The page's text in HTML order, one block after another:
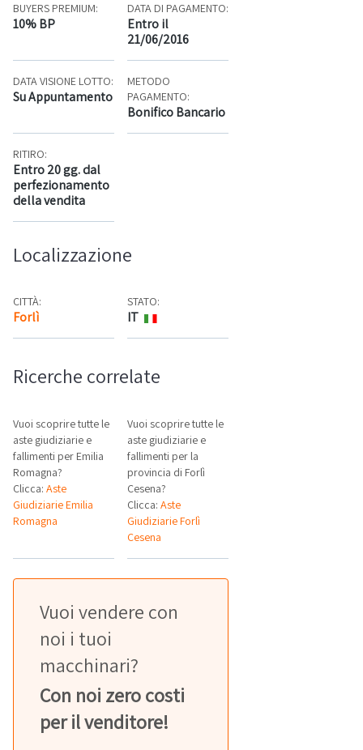
BUYERS PREMIUM:
10% BP
DATA DI PAGAMENTO:
Entro il
21/06/2016
DATA VISIONE LOTTO:
Su Appuntamento
METODO
PAGAMENTO:
Bonifico Bancario
RITIRO:
Entro 20 gg. dal
perfezionamento
della vendita
Localizzazione
CITTÀ:
Forlì Mappa
STATO:
IT
Ricerche correlate
Vuoi scoprire tutte le
aste giudiziarie e
fallimenti per Emilia
Romagna?
Clicca: Aste
Giudiziarie Emilia
Romagna
Vuoi scoprire tutte le
aste giudiziarie e
fallimenti per la
provincia di Forlì
Cesena?
Clicca:Aste
Giudiziarie Forlì
Cesena
Vuoi vendere con
noi i tuoi
macchinari?
Con noi zero costi
per il venditore!